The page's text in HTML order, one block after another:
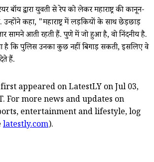
बॉय द्वारा युवती से रेप को लेकर महाराष्ट्र की कानून-
उन्होंने कहा, "महाराष्ट्र में लड़कियों के साथ छेड़छाड़
सामने आती रहती हैं. पुणे में जो हुआ है, वो निंदनीय है.
है कि पुलिस उनका कुछ नहीं बिगाड़ सकती, इसलिए वे
हैं.
appeared on LatestLY on Jul 03,
For more news and updates on
entertainment and lifestyle, log
latestly.com).